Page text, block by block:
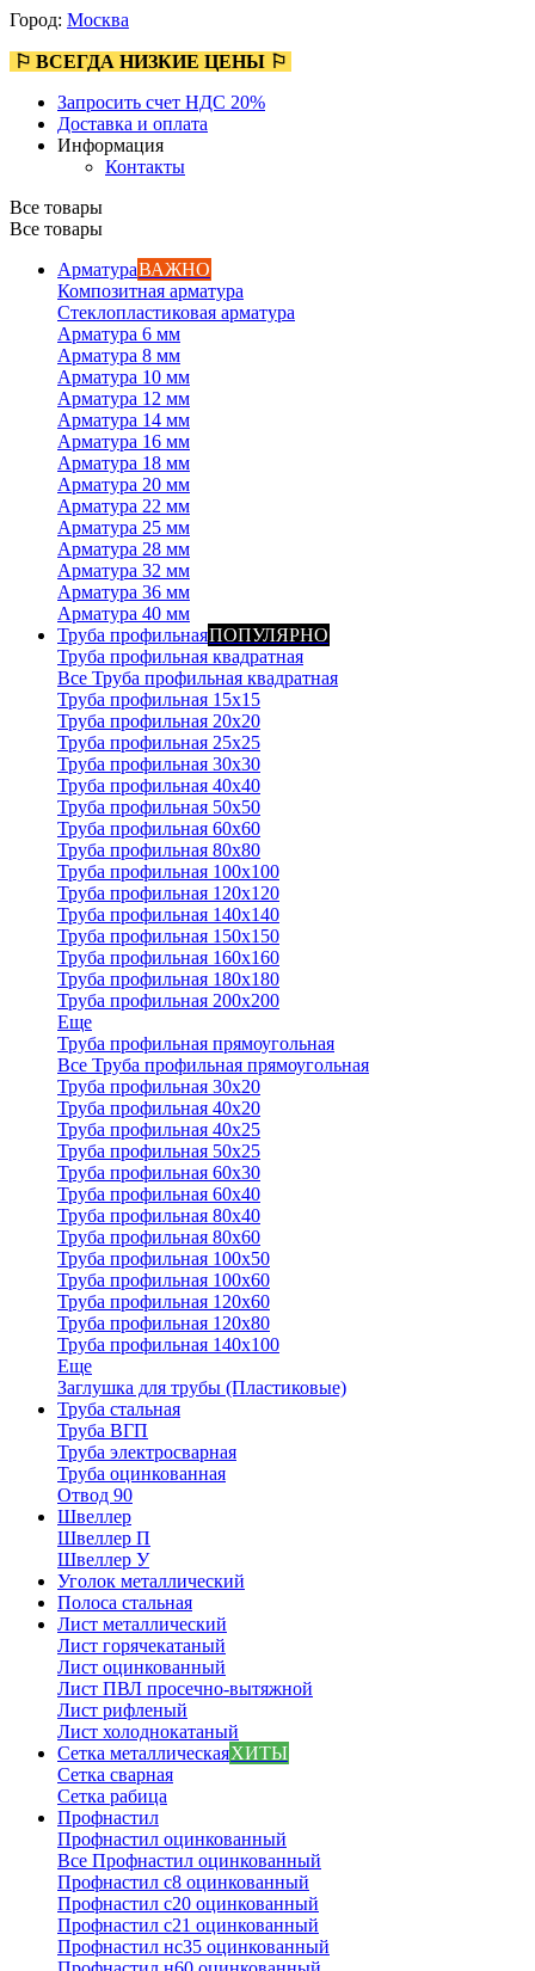
Город: Москва
⚐ ВСЕГДА НИЗКИЕ ЦЕНЫ ⚐
Запросить счет НДС 20%
Доставка и оплата
Информация
Контакты
Все товары
Все товары
АрматураВАЖНО
Композитная арматура
Стеклопластиковая арматура
Арматура 6 мм
Арматура 8 мм
Арматура 10 мм
Арматура 12 мм
Арматура 14 мм
Арматура 16 мм
Арматура 18 мм
Арматура 20 мм
Арматура 22 мм
Арматура 25 мм
Арматура 28 мм
Арматура 32 мм
Арматура 36 мм
Арматура 40 мм
Труба профильнаяПОПУЛЯРНО
Труба профильная квадратная
Все Труба профильная квадратная
Труба профильная 15х15
Труба профильная 20x20
Труба профильная 25x25
Труба профильная 30x30
Труба профильная 40x40
Труба профильная 50x50
Труба профильная 60x60
Труба профильная 80x80
Труба профильная 100x100
Труба профильная 120x120
Труба профильная 140х140
Труба профильная 150х150
Труба профильная 160х160
Труба профильная 180х180
Труба профильная 200х200
Еще
Труба профильная прямоугольная
Все Труба профильная прямоугольная
Труба профильная 30x20
Труба профильная 40х20
Труба профильная 40х25
Труба профильная 50х25
Труба профильная 60х30
Труба профильная 60х40
Труба профильная 80х40
Труба профильная 80х60
Труба профильная 100х50
Труба профильная 100х60
Труба профильная 120х60
Труба профильная 120х80
Труба профильная 140х100
Еще
Заглушка для трубы (Пластиковые)
Труба стальная
Труба ВГП
Труба электросварная
Труба оцинкованная
Отвод 90
Швеллер
Швеллер П
Швеллер У
Уголок металлический
Полоса стальная
Лист металлический
Лист горячекатаный
Лист оцинкованный
Лист ПВЛ просечно-вытяжной
Лист рифленый
Лист холоднокатаный
Сетка металлическаяХИТЫ
Сетка сварная
Сетка рабица
Профнастил
Профнастил оцинкованный
Все Профнастил оцинкованный
Профнастил с8 оцинкованный
Профнастил с20 оцинкованный
Профнастил с21 оцинкованный
Профнастил нс35 оцинкованный